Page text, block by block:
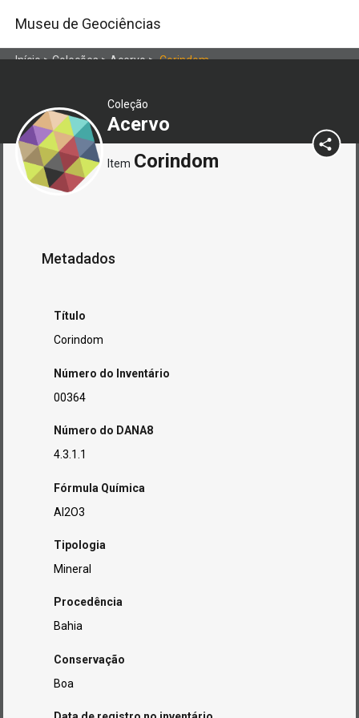
Museu de Geociências
Início>Coleções>Acervo>Corindom
Coleção
Acervo
Item Corindom
Metadados
Título
Corindom
Número do Inventário
00364
Número do DANA8
4.3.1.1
Fórmula Química
Al2O3
Tipologia
Mineral
Procedência
Bahia
Conservação
Boa